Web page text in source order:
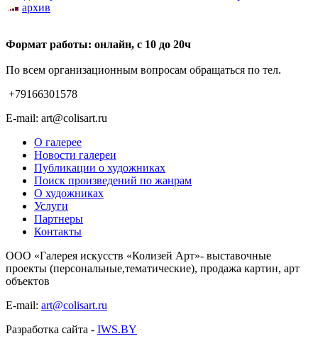
архив
Формат работы: онлайн, с 10 до 20ч
По всем организационным вопросам обращаться по тел.
+79166301578
E-mail: art@colisart.ru
О галерее
Новости галереи
Публикации о художниках
Поиск произведений по жанрам
О художниках
Услуги
Партнеры
Контакты
ООО «Галерея искусств «Колизей Арт»- выставочные
проекты (персональные,тематические), продажа картин, арт
объектов
E-mail: art@colisart.ru
Разработка сайта - IWS.BY